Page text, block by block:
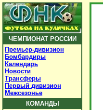
ЧЕМПИОНАТ РОССИИ
Премьер-дивизион
Бомбардиры
Календарь
Новости
Трансферы
Первый дивизион
Межсезонье
КОМАНДЫ